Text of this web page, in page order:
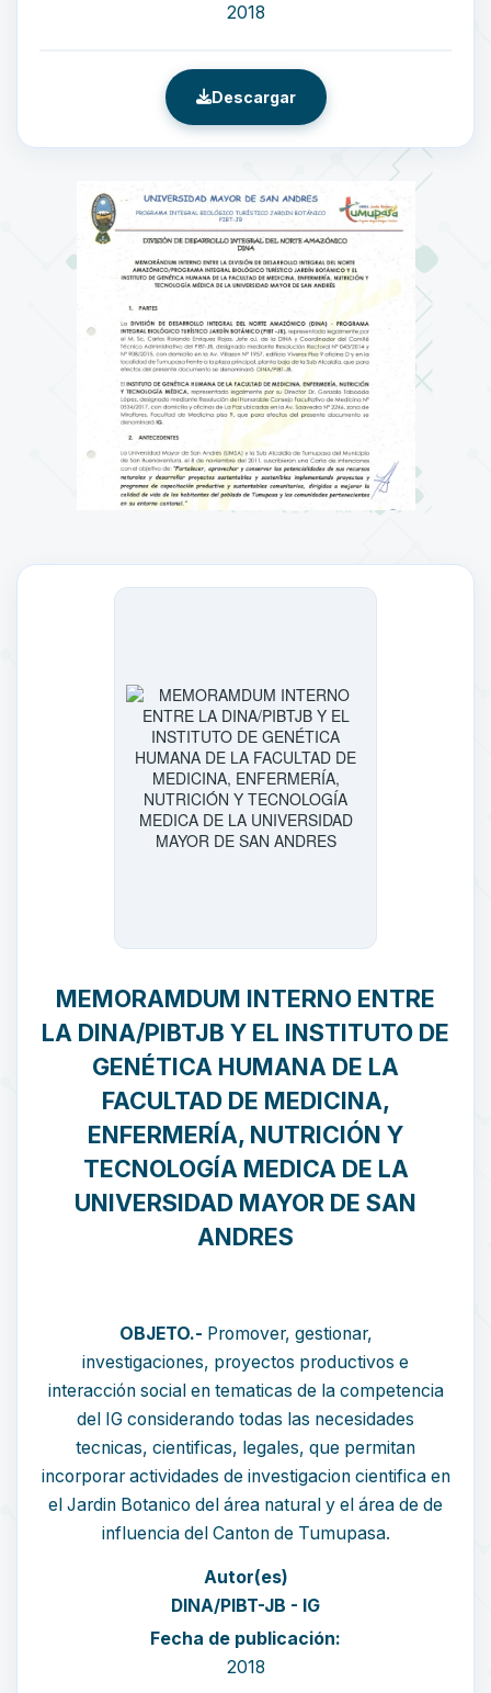
2018
Descargar
MEMORAMDUM INTERNO ENTRE
LA DINA/PIBTJB Y EL INSTITUTO DE
GENÉTICA HUMANA DE LA
FACULTAD DE MEDICINA,
ENFERMERÍA, NUTRICIÓN Y
TECNOLOGÍA MEDICA DE LA
UNIVERSIDAD MAYOR DE SAN
ANDRES
OBJETO.- Promover, gestionar,
investigaciones, proyectos productivos e
interacción social en tematicas de la competencia
del IG considerando todas las necesidades
tecnicas, cientificas, legales, que permitan
incorporar actividades de investigacion cientifica en
el Jardin Botanico del área natural y el área de de
influencia del Canton de Tumupasa.
Autor(es)
DINA/PIBT-JB - IG
Fecha de publicación:
2018